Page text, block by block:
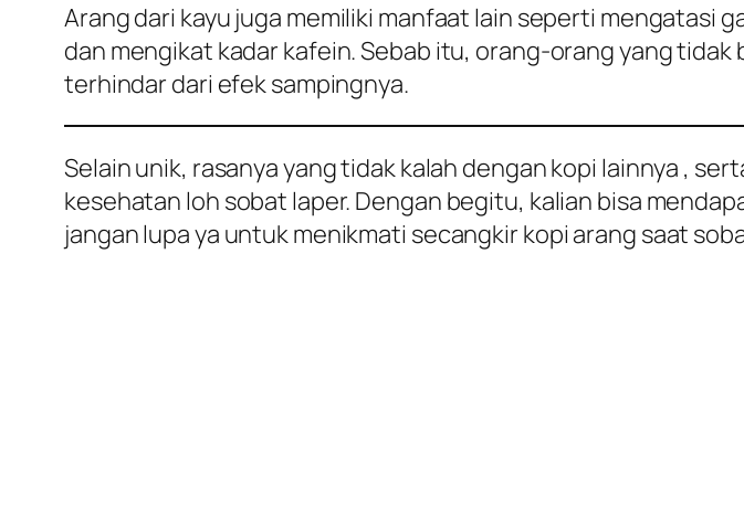
Arang dari kayu juga memiliki manfaat lain seperti mengatasi
dan mengikat kadar kafein. Sebab itu, orang-orang yang
terhindar dari efek sampingnya.
Selain unik, rasanya yang tidak kalah dengan kopi lainnya ,
kesehatan loh sobat laper. Dengan begitu, kalian bisa
jangan lupa ya untuk menikmati secangkir kopi arang saat